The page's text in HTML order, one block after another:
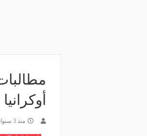
أوكرانيا
منذ 3 سنوات